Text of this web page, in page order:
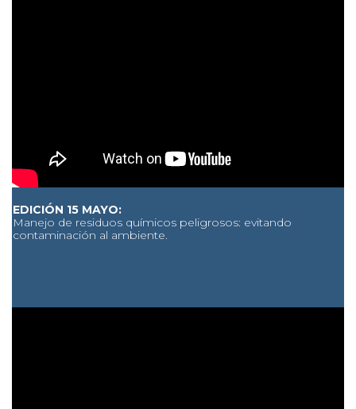
EDICIÓN 15 MAYO:
Manejo de residuos químicos peligrosos: evitando
contaminación al ambiente.